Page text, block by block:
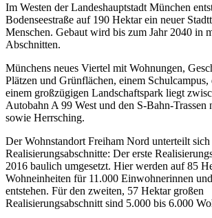
Im Westen der Landeshauptstadt München
Bodenseestraße auf 190 Hektar ein neuer
Menschen. Gebaut wird bis zum Jahr 2040 in
Abschnitten.
Münchens neues Viertel mit Wohnungen,
Plätzen und Grünflächen, einem
einem großzügigen Landschaftspark liegt
Autobahn A 99 West und den S-Bahn-Trassen
sowie Herrsching.
Der Wohnstandort Freiham Nord unterteilt
Realisierungsabschnitte: Der erste
2016 baulich umgesetzt. Hier werden auf 85
Wohneinheiten für 11.000 Einwohnerinnen
entstehen. Für den zweiten, 57 Hektar großen
Realisierungsabschnitt sind 5.000 bis 6.000